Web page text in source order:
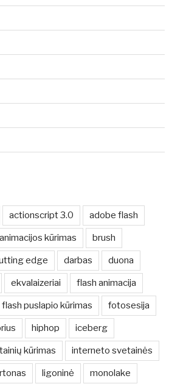
actionscript 3.0 adobe flash
animacijos kūrimas brush
edge darbas duona
ekvalaizeriai flash animacija
flash puslapio kūrimas fotosesija
hiphop iceberg
kūrimas interneto svetainės
ligoninė monolake